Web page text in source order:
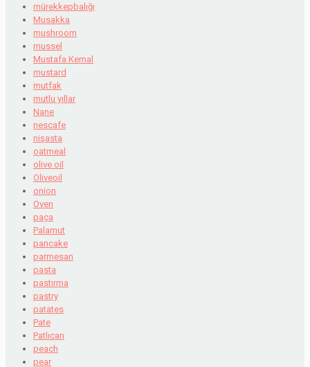
mürekkepbalığı
Musakka
mushroom
mussel
Mustafa Kemal
mustard
mutfak
mutlu yıllar
Nane
nescafe
nişasta
oatmeal
olive oil
Oliveoil
onion
Oven
paça
Palamut
pancake
parmesan
pasta
pastırma
pastry
patates
Pate
Patlıcan
peach
pear